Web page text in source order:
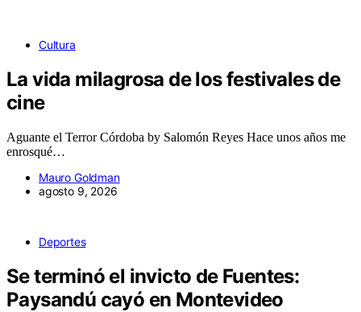
Cultura
La vida milagrosa de los festivales de
cine
Aguante el Terror Córdoba by Salomón Reyes Hace unos años me
enrosqué…
Mauro Goldman
agosto 9, 2026
Deportes
Se terminó el invicto de Fuentes:
Paysandú cayó en Montevideo